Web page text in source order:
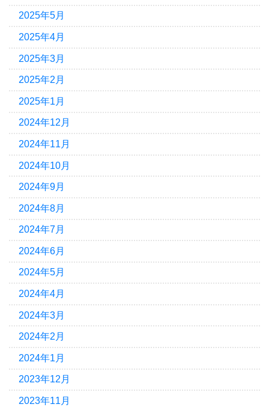
2025年5月
2025年4月
2025年3月
2025年2月
2025年1月
2024年12月
2024年11月
2024年10月
2024年9月
2024年8月
2024年7月
2024年6月
2024年5月
2024年4月
2024年3月
2024年2月
2024年1月
2023年12月
2023年11月